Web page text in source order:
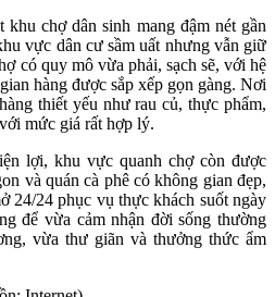
chợ dân sinh mang đậm nét gần
vực dân cư sầm uất nhưng vẫn giữ
có quy mô vừa phải, sạch sẽ, với hệ
hàng được sắp xếp gọn gàng. Nơi
thiết yếu như rau củ, thực phẩm,
mức giá rất hợp lý.
lợi, khu vực quanh chợ còn được
và quán cà phê có không gian đẹp,
24/24 phục vụ thực khách suốt ngày
để vừa cảm nhận đời sống thường
vừa thư giãn và thưởng thức ẩm